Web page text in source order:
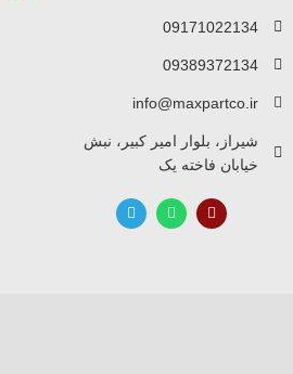
09171022134
09389372134
info@maxpartco.ir
شیراز، بلوار امیر کبیر، نبش
خیابان فاخته یک